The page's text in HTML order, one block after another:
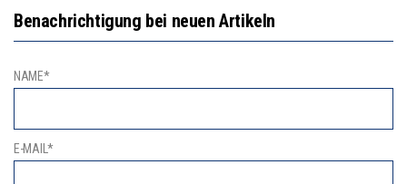
Benachrichtigung bei neuen Artikeln
NAME*
E-MAIL*